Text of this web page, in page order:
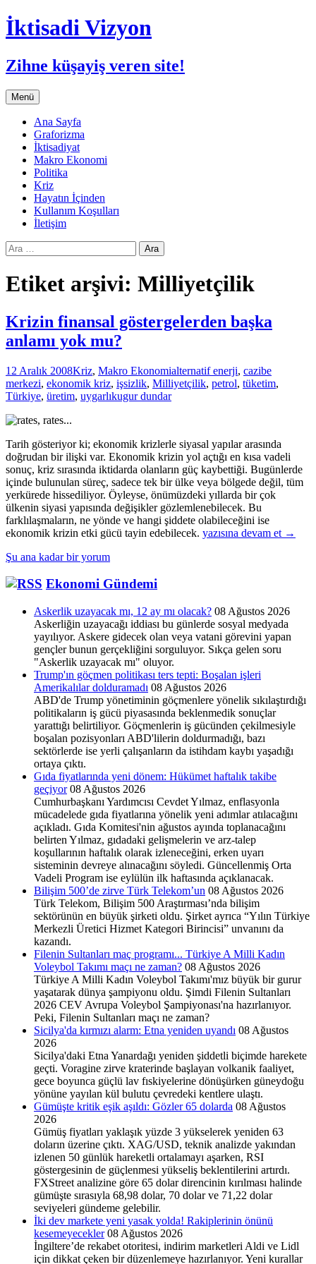
İktisadi Vizyon
Zihne küşayiş veren site!
Menü İçeriğe
atla
Ana Sayfa
Graforizma
İktisadiyat
Makro Ekonomi
Politika
Kriz
Hayatın İçinden
Kullanım Koşulları
İletişim
Arama:
Etiket arşivi: Milliyetçilik
Krizin finansal göstergelerden başka
anlamı yok mu?
12 Aralık 2008Kriz, Makro Ekonomialternatif enerji, cazibe
merkezi, ekonomik kriz, işsizlik, Milliyetçilik, petrol, tüketim,
Türkiye, üretim, uygarlıkugur dundar
Tarih gösteriyor ki; ekonomik krizlerle siyasal yapılar arasında
doğrudan bir ilişki var. Ekonomik krizin yol açtığı en kısa vadeli
sonuç, kriz sırasında iktidarda olanların güç kaybettiği. Bugünlerde
içinde bulunulan süreç, sadece tek bir ülke veya bölgede değil, tüm
yerkürede hissediliyor. Öyleyse, önümüzdeki yıllarda bir çok
ülkenin siyasi yapısında değişikler gözlemlenebilecek. Bu
farklılaşmaların, ne yönde ve hangi şiddete olabileceğini ise
ekonomik krizin etki gücü tayin edebilecek. Krizin
mu?
yazısına devam et →
Şu ana kadar bir yorum
Ekonomi Gündemi
Askerlik uzayacak mı, 12 ay mı olacak? 08 Ağustos 2026
Askerliğin uzayacağı iddiası bu günlerde sosyal medyada
yayılıyor. Askere gidecek olan veya vatani görevini yapan
gençler bunun gerçekliğini sorguluyor. Sıkça gelen soru
"Askerlik uzayacak mı" oluyor.
Trump'ın göçmen politikası ters tepti: Boşalan işleri
Amerikalılar dolduramadı 08 Ağustos 2026
ABD'de Trump yönetiminin göçmenlere yönelik sıkılaştırdığı
politikaların iş gücü piyasasında beklenmedik sonuçlar
yarattığı belirtiliyor. Göçmenlerin iş gücünden çekilmesiyle
boşalan pozisyonları ABD'lilerin doldurmadığı, bazı
sektörlerde ise yerli çalışanların da istihdam kaybı yaşadığı
ortaya çıktı.
Gıda fiyatlarında yeni dönem: Hükümet haftalık takibe
geçiyor 08 Ağustos 2026
Cumhurbaşkanı Yardımcısı Cevdet Yılmaz, enflasyonla
mücadelede gıda fiyatlarına yönelik yeni adımlar atılacağını
açıkladı. Gıda Komitesi'nin ağustos ayında toplanacağını
belirten Yılmaz, gıdadaki gelişmelerin ve arz-talep
koşullarının haftalık olarak izleneceğini, erken uyarı
sisteminin devreye alınacağını söyledi. Güncellenmiş Orta
Vadeli Program ise eylülün ilk haftasında açıklanacak.
Bilişim 500’de zirve Türk Telekom’un 08 Ağustos 2026
Türk Telekom, Bilişim 500 Araştırması’nda bilişim
sektörünün en büyük şirketi oldu. Şirket ayrıca “Yılın Türkiye
Merkezli Üretici Hizmet Kategori Birincisi” unvanını da
kazandı.
Filenin Sultanları maç programı... Türkiye A Milli Kadın
Voleybol Takımı maçı ne zaman? 08 Ağustos 2026
Türkiye A Milli Kadın Voleybol Takımı'mız büyük bir gurur
yaşatarak dünya şampiyonu oldu. Şimdi Filenin Sultanları
2026 CEV Avrupa Voleybol Şampiyonası'na hazırlanıyor.
Peki, Filenin Sultanları maçı ne zaman?
Sicilya'da kırmızı alarm: Etna yeniden uyandı 08 Ağustos
2026
Sicilya'daki Etna Yanardağı yeniden şiddetli biçimde harekete
geçti. Voragine zirve kraterinde başlayan volkanik faaliyet,
gece boyunca güçlü lav fıskiyelerine dönüşürken güneydoğu
yönüne yayılan kül bulutu çevredeki kentlere ulaştı.
Gümüşte kritik eşik aşıldı: Gözler 65 dolarda 08 Ağustos
2026
Gümüş fiyatları yaklaşık yüzde 3 yükselerek yeniden 63
doların üzerine çıktı. XAG/USD, teknik analizde yakından
izlenen 50 günlük hareketli ortalamayı aşarken, RSI
göstergesinin de güçlenmesi yükseliş beklentilerini artırdı.
FXStreet analizine göre 65 dolar direncinin kırılması halinde
gümüşte sırasıyla 68,98 dolar, 70 dolar ve 71,22 dolar
seviyeleri gündeme gelebilir.
İki dev markete yeni yasak yolda! Rakiplerinin önünü
kesemeyecekler 08 Ağustos 2026
İngiltere’de rekabet otoritesi, indirim marketleri Aldi ve Lidl
için dikkat çeken bir düzenlemeye hazırlanıyor. Yeni kurallar